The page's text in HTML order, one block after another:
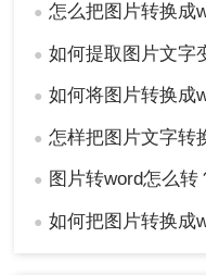
● 怎么把图片转换成
● 如何提取图片文字变
● 如何将图片转换成
● 怎样把图片文字转换成
● 图片转word怎么转
● 如何把图片转换成word